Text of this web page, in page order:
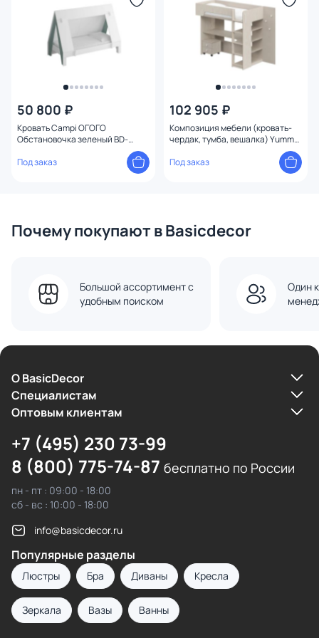
50 800 ₽
Кровать Campi ОГОГО
Обстановочка зеленый BD-
Под заказ
102 905 ₽
Композиция мебели (кровать-
чердак, тумба, вешалка) Yummy
1 ОГОГО Обстановочка бежевый
BD-1744360
Под заказ
Почему покупают в Basicdecor
Большой ассортимент с
удобным поиском
Один
О BasicDecor
Cпециалистам
Оптовым клиентам
+7 (495) 230 73-99
8 (800) 775-74-87 бесплатно по России
пн - пт : 09:00 - 18:00
сб - вс : 10:00 - 18:00
info@basicdecor.ru
Популярные разделы
Люстры Бра Диваны Кресла
Зеркала Вазы Ванны
Размер матраса
Изголовье
Материал обивки
Материал каркаса
Ширина (см)
Конструкция